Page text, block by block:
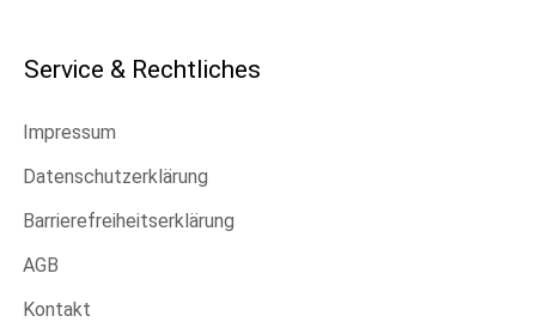
Service & Rechtliches
Impressum
Datenschutzerklärung
Barrierefreiheitserklärung
AGB
Kontakt